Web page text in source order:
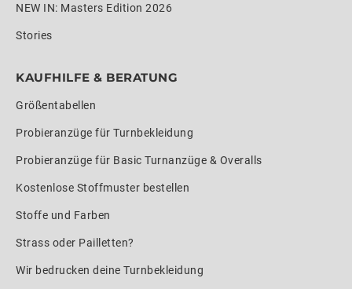
NEW IN: Masters Edition 2026
Stories
KAUFHILFE & BERATUNG
Größentabellen
Probieranzüge für Turnbekleidung
Probieranzüge für Basic Turnanzüge & Overalls
Kostenlose Stoffmuster bestellen
Stoffe und Farben
Strass oder Pailletten?
Wir bedrucken deine Turnbekleidung